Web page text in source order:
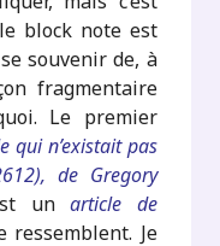
block note est
souvenir de, à
fragmentaire
Le premier
qui n’existait pas
de Gregory
unarticle de
ressemblent. Je